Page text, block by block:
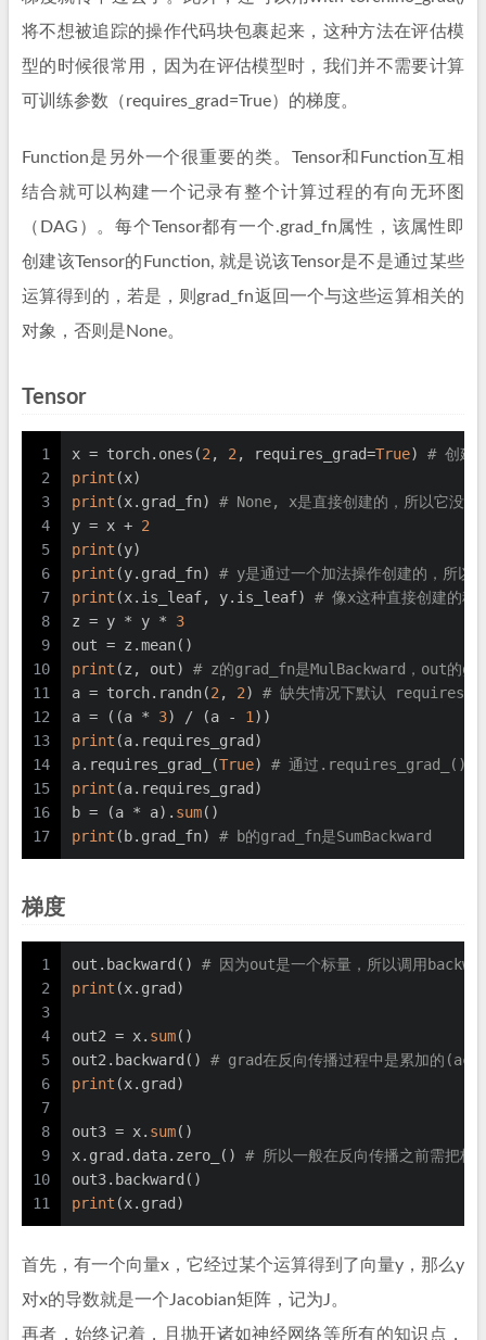
将不想被追踪的操作代码块包裹起来，这种方法在评估模
型的时候很常用，因为在评估模型时，我们并不需要计算
可训练参数（requires_grad=True）的梯度。
Function是另外一个很重要的类。Tensor和Function互相
结合就可以构建一个记录有整个计算过程的有向无环图
（DAG）。每个Tensor都有一个.grad_fn属性，该属性即
创建该Tensor的Function, 就是说该Tensor是不是通过某些
运算得到的，若是，则grad_fn返回一个与这些运算相关的
对象，否则是None。
Tensor
1
2
3
4
5
6
7
8
9
10
11
12
13
14
15
16
17
x = torch.ones(2 , 2 , requires_grad=True) # 创建
print (x)
print (x.grad_fn) # None, x是直接创建的，所以它没
y = x + 2
print (y)
print (y.grad_fn) # y是通过一个加法操作创建的，所以
print (x.is_leaf, y.is_leaf) # 像x这种直接创建的称
z = y * y * 3
out = z.mean()
print (z, out) # z的grad_fn是MulBackward，out的
a = torch.randn(2 , 2) # 缺失情况下默认
a = ((a * 3) / (a - 1 ))
print (a.requires_grad)
a.requires_grad_(True) # 通过.requires_grad_()来
print (a.requires_grad)
b = (a * a). sum()
print (b.grad_fn) # b的grad_fn是SumBackward
梯度
1
2
3
4
5
6
7
8
9
10
11
out.backward() # 因为out是一个标量，所以调用
print (x.grad)
out2 = x. sum()
out2.backward() # grad在反向传播过程中是累加的
print (x.grad)
out3 = x. sum()
x.grad.data.zero_() # 所以一般在反向传播之前需把梯
out3.backward()
print (x.grad)
首先，有一个向量x，它经过某个运算得到了向量y，那么y
对x的导数就是一个Jacobian矩阵，记为J。
再者，始终记着，且抛开诸如神经网络等所有的知识点，